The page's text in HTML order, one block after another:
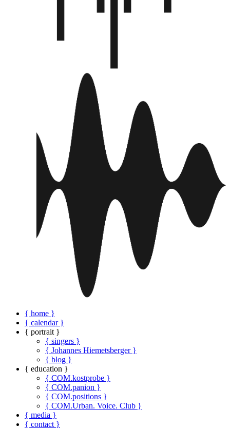
{ home }
{ calendar }
{ portrait }
{ singers }
{ Johannes Hiemetsberger }
{ blog }
{ education }
{ COM.kostprobe }
{ COM.panion }
{ COM.positions }
{ COM.Urban. Voice. Club }
{ media }
{ contact }